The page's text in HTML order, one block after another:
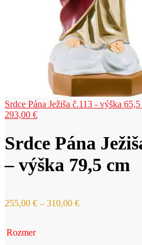
Srdce Pána Ježiša č.113 - výška
293,00 €Price
203,00 €
through
293,00 €
Srdce Pána
– výška 79,5 cm
255,00 € – 310,00 €Price
Rozmer